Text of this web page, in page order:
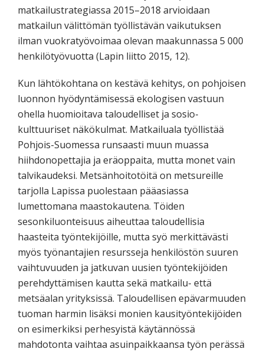
matkailustrategiassa 2015–2018 arvioidaan
matkailun välittömän työllistävän vaikutuksen
ilman vuokratyövoimaa olevan maakunnassa 5 000
henkilötyövuotta (Lapin liitto 2015, 12).
Kun lähtökohtana on kestävä kehitys, on pohjoisen
luonnon hyödyntämisessä ekologisen vastuun
ohella huomioitava taloudelliset ja sosio-
kulttuuriset näkökulmat. Matkailuala työllistää
Pohjois-Suomessa runsaasti muun muassa
hiihdonopettajia ja eräoppaita, mutta monet vain
talvikaudeksi. Metsänhoitotöitä on metsureille
tarjolla Lapissa puolestaan pääasiassa
lumettomana maastokautena. Töiden
sesonkiluonteisuus aiheuttaa taloudellisia
haasteita työntekijöille, mutta syö merkittävästi
myös työnantajien resursseja henkilöstön suuren
vaihtuvuuden ja jatkuvan uusien työntekijöiden
perehdyttämisen kautta sekä matkailu- että
metsäalan yrityksissä. Taloudellisen epävarmuuden
tuoman harmin lisäksi monien kausityöntekijöiden
on esimerkiksi perhesyistä käytännössä
mahdotonta vaihtaa asuinpaikkaansa työn perässä